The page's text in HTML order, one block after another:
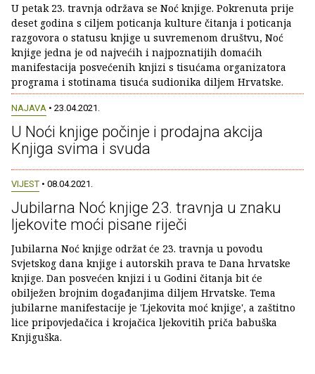
U petak 23. travnja održava se Noć knjige. Pokrenuta prije
deset godina s ciljem poticanja kulture čitanja i poticanja
razgovora o statusu knjige u suvremenom društvu, Noć
knjige jedna je od najvećih i najpoznatijih domaćih
manifestacija posvećenih knjizi s tisućama organizatora
programa i stotinama tisuća sudionika diljem Hrvatske.
NAJAVA • 23.04.2021.
U Noći knjige počinje i prodajna akcija
Knjiga svima i svuda
VIJEST • 08.04.2021.
Jubilarna Noć knjige 23. travnja u znaku
ljekovite moći pisane riječi
Jubilarna Noć knjige održat će 23. travnja u povodu
Svjetskog dana knjige i autorskih prava te Dana hrvatske
knjige. Dan posvećen knjizi i u Godini čitanja bit će
obilježen brojnim događanjima diljem Hrvatske. Tema
jubilarne manifestacije je 'Ljekovita moć knjige', a zaštitno
lice pripovjedačica i krojačica ljekovitih priča babuška
Knjiguška.